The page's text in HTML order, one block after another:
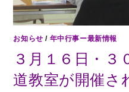
お知らせ / 年中行事ー最新情報
３月１６日・３
道教室が開催さ